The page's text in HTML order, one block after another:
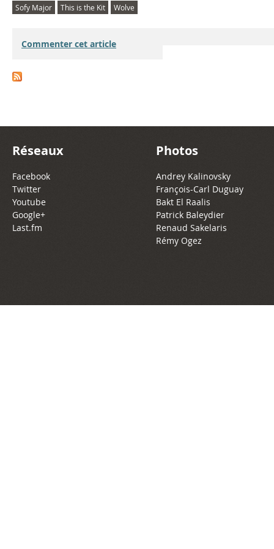
Sofy Major
This is the Kit Wolve
Commenter cet article
Réseaux
Facebook
Twitter
Youtube
Google+
Last.fm
Photos
Andrey Kalinovsky
François-Carl Duguay
Bakt El Raalis
Patrick Baleydier
Renaud Sakelaris
Rémy Ogez